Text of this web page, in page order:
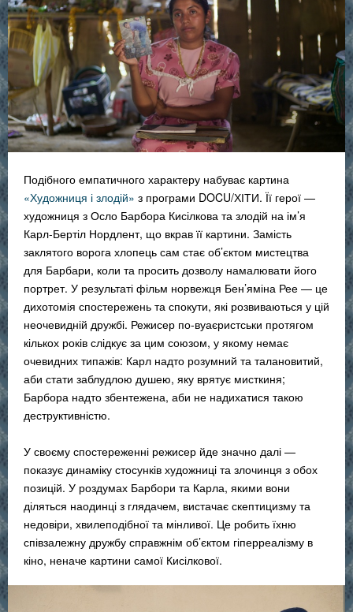
Подібного емпатичного характеру набуває картина
«Художниця і злодій» з програми DOCU/ХІТИ. Її герої —
художниця з Осло Барбора Кисілкова та злодій на ім’я
Карл-Бертіл Нордлент, що вкрав її картини. Замість
заклятого ворога хлопець сам стає об’єктом мистецтва
для Барбари, коли та просить дозволу намалювати його
портрет. У результаті фільм норвежця Бен’яміна Рее — це
дихотомія спостережень та спокути, які розвиваються у цій
неочевидній дружбі. Режисер по-вуаєристськи протягом
кількох років слідкує за цим союзом, у якому немає
очевидних типажів: Карл надто розумний та талановитий,
аби стати заблудлою душею, яку врятує мисткиня;
Барбора надто збентежена, аби не надихатися такою
деструктивністю.
У своєму спостереженні режисер йде значно далі —
показує динаміку стосунків художниці та злочинця з обох
позицій. У роздумах Барбори та Карла, якими вони
діляться наодинці з глядачем, вистачає скептицизму та
недовіри, хвилеподібної та мінливої. Це робить їхню
співзалежну дружбу справжнім об’єктом гіперреалізму в
кіно, неначе картини самої Кисілкової.